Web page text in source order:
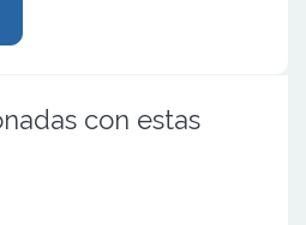
con estas